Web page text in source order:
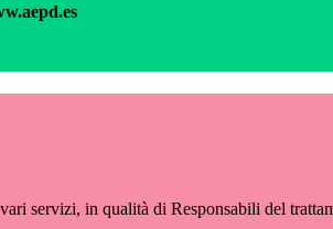
servizi, in qualità di Responsabili del